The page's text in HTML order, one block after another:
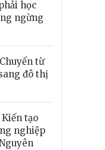
học
ngừng
từ
đô thị
tạo
nghiệp